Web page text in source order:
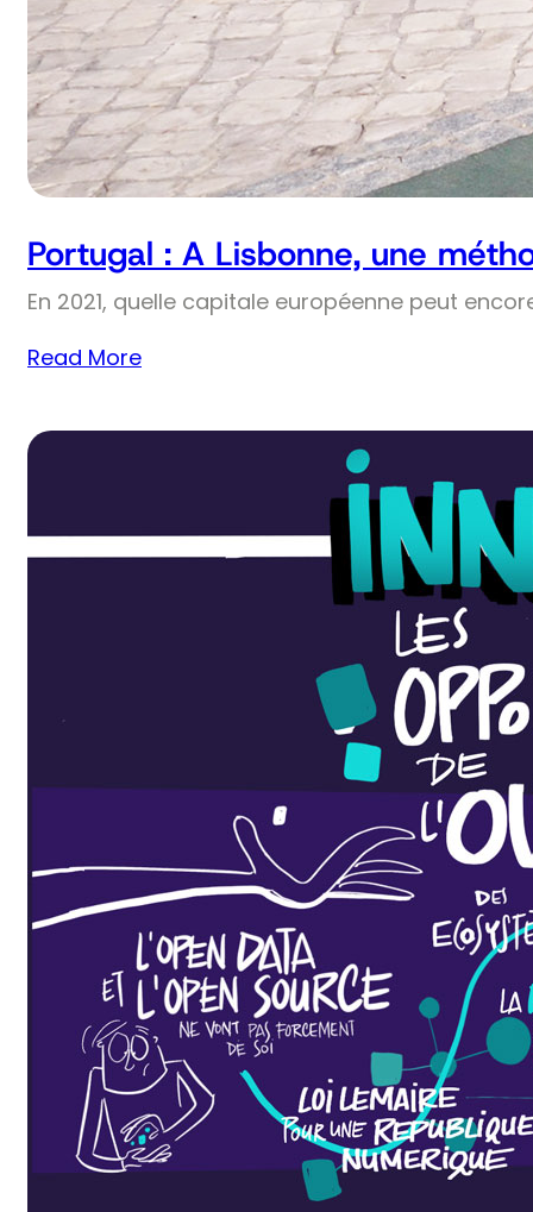
Portugal : A Lisbonne, une
En 2021, quelle capitale européenne peut
Read More